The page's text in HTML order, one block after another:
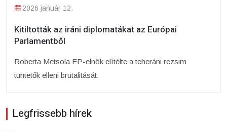
2026 január 12.
Kitiltották az iráni diplomatákat az Európai
Parlamentből
Roberta Metsola EP-elnök elítélte a teheráni rezsim
tüntetők elleni brutalitását.
Legfrissebb hírek